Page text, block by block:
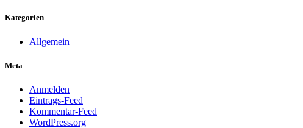
Kategorien
Allgemein
Meta
Anmelden
Eintrags-Feed
Kommentar-Feed
WordPress.org